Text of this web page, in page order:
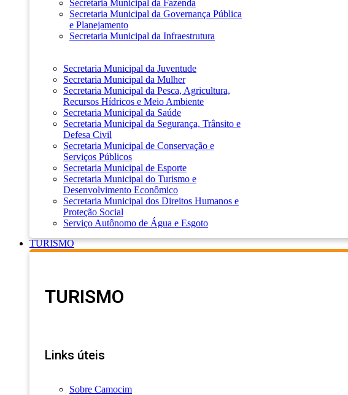
Secretaria Municipal da Fazenda
Secretaria Municipal da Governança Pública
e Planejamento
Secretaria Municipal da Infraestrutura
Secretaria Municipal da Juventude
Secretaria Municipal da Mulher
Secretaria Municipal da Pesca, Agricultura,
Recursos Hídricos e Meio Ambiente
Secretaria Municipal da Saúde
Secretaria Municipal da Segurança, Trânsito e
Defesa Civil
Secretaria Municipal de Conservação e
Serviços Públicos
Secretaria Municipal de Esporte
Secretaria Municipal do Turismo e
Desenvolvimento Econômico
Secretaria Municipal dos Direitos Humanos e
Proteção Social
Serviço Autônomo de Água e Esgoto
TURISMO
TURISMO
Links úteis
Sobre Camocim